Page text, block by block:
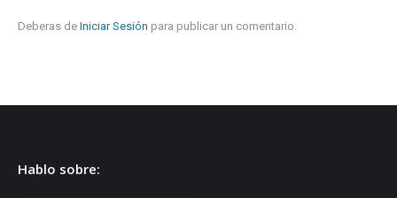
Deberas de Iniciar Sesión para publicar un comentario.
Hablo sobre: